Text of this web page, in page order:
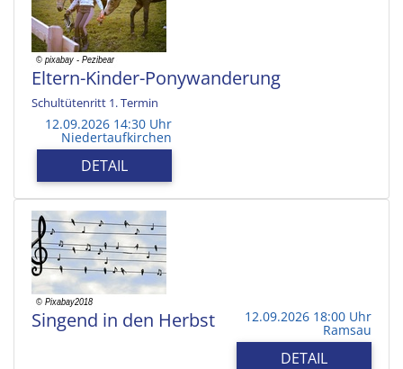
Eltern-Kinder-Ponywanderung
Schultütenritt 1. Termin
12.09.2026 14:30 Uhr
Niedertaufkirchen
DETAIL
Singend in den Herbst 12.09.2026 18:00 Uhr
Ramsau
DETAIL